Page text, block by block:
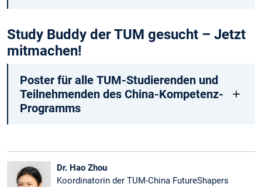
Study Buddy der TUM gesucht – Jetzt
mitmachen!
Poster für alle TUM-Studierenden und
Teilnehmenden des China-Kompetenz-
Programms
Dr. Hao Zhou
Koordinatorin der TUM-China FutureShapers